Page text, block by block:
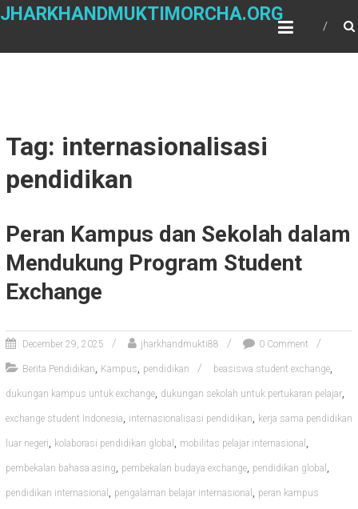
Skip
JHARKHANDMUKTIMORCHA.ORG
Tag: internasionalisasi
pendidikan
Peran Kampus dan Sekolah dalam
Mendukung Program Student
Exchange
December 29, 2025 jharkhandmukti88 0 Comment
Berita Pendidikan, Kampus, pendidikan beasiswa student exchange,
dukungan kampus untuk exchange, dukungan sekolah untuk pertukaran pelajar,
exchange student Indonesia, internasionalisasi pendidikan, kerja sama pendidikan
luar negeri, kolaborasi pendidikan global , mobilitas pelajar internasional ,
pembekalan bahasa asing, pembekalan budaya exchange, pendidikan global ,
pendidikan internasional , pengalaman belajar internasional , peran kampus